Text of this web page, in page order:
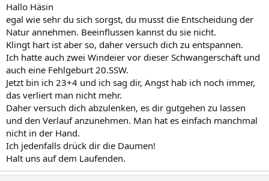
Hallo Häsin
egal wie sehr du sich sorgst, du musst die Entscheidung der
Natur annehmen. Beeinflussen kannst du sie nicht.
Klingt hart ist aber so, daher versuch dich zu entspannen.
Ich hatte auch zwei Windeier vor dieser Schwangerschaft und
auch eine Fehlgeburt 20.SSW.
Jetzt bin ich 23+4 und ich sag dir, Angst hab ich noch immer,
das verliert man nicht mehr.
Daher versuch dich abzulenken, es dir gutgehen zu lassen
und den Verlauf anzunehmen. Man hat es einfach manchmal
nicht in der Hand.
Ich jedenfalls drück dir die Daumen!
Halt uns auf dem Laufenden.